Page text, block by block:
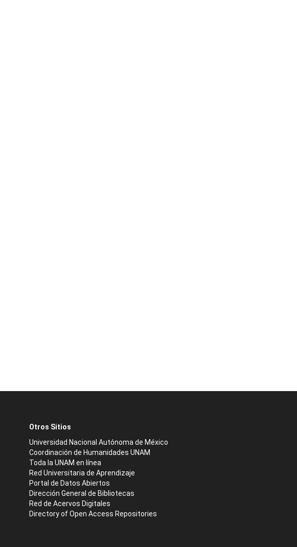
Otros Sitios
Universidad Nacional Autónoma de México
Coordinación de Humanidades UNAM
Toda la UNAM en línea
Red Universitaria de Aprendizaje
Portal de Datos Abiertos
Dirección General de Bibliotecas
Red de Acervos Digitales
Directory of Open Access Repositories